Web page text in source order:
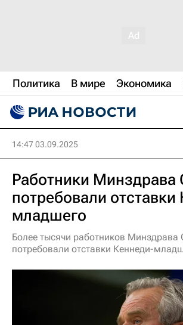
Политика В мире Экономика
14:47 03.09.2025
Работники
потребовали отставки
младшего
Более тысячи работников
потребовали отставки Кеннеди-